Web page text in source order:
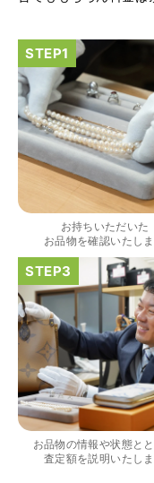
（大阪府大阪市）き
出していただいたの
（大阪府大阪市）す
ムページの皆様の評
めての利用でしたが
く良かったです。 こ
ススメです。
お持ちいただいた
お品物を確認いたし
お品物の情報や状態と
査定額を説明いたし